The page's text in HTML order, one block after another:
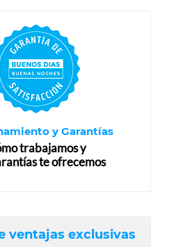
y Garantías
trabajamos y
te ofrecemos
ventajas exclusivas